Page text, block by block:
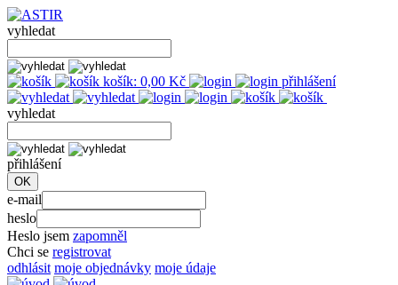
vyhledat
košík: 0,00 Kč přihlášení
vyhledat
přihlášení
e-mail
heslo
Heslo jsem zapomněl
Chci se registrovat
odhlásit moje objednávky moje údaje